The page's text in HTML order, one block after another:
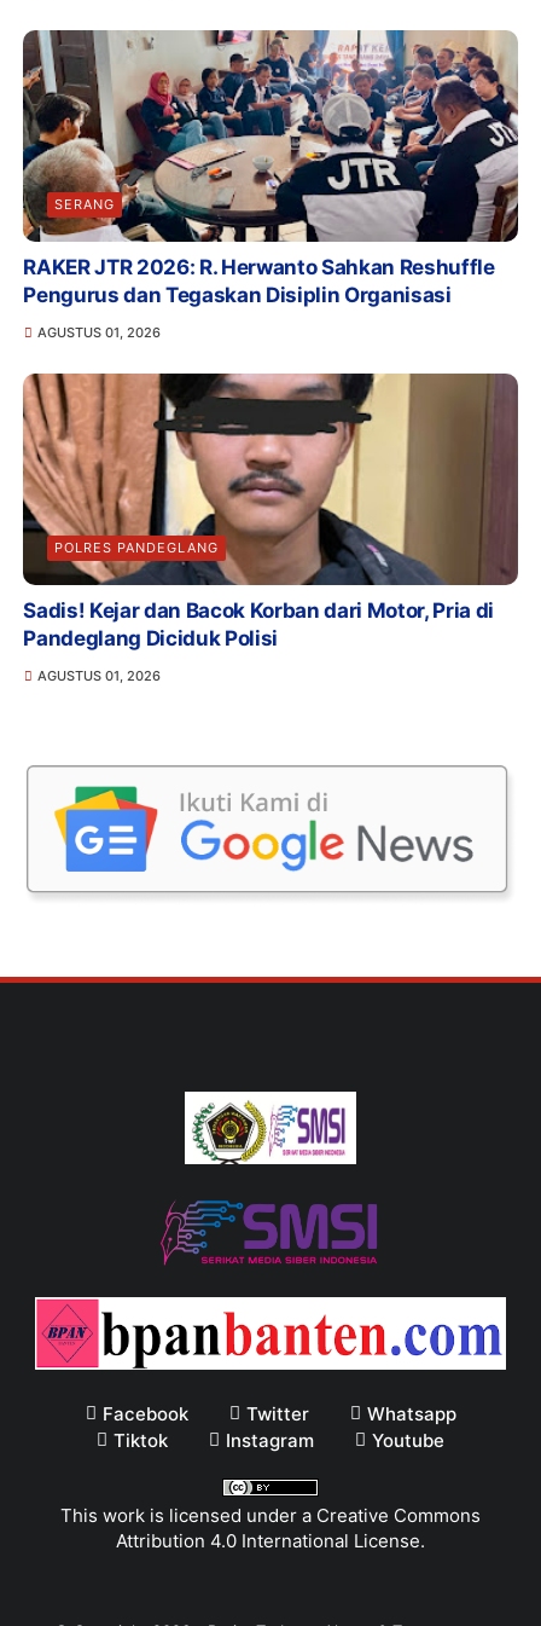
SERANG
RAKER JTR 2026: R. Herwanto Sahkan Reshuffle
Pengurus dan Tegaskan Disiplin Organisasi
AGUSTUS 01, 2026
POLRES PANDEGLANG
Sadis! Kejar dan Bacok Korban dari Motor, Pria di
Pandeglang Diciduk Polisi
AGUSTUS 01, 2026
Facebook Twitter
Whatsapp
Tiktok
Instagram Youtube
This work is licensed under a Creative Commons
Attribution 4.0 International License.